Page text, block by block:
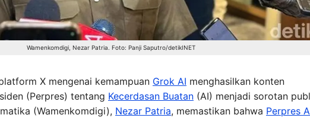
Wamenkomdigi, Nezar Patria. Foto: Panji Saputro/detikINET
X mengenai kemampuan Grok AI menghasilkan konten
(Perpres) tentang Kecerdasan Buatan (AI) menjadi sorotan
(Wamenkomdigi), Nezar Patria, memastikan bahwa Perpres